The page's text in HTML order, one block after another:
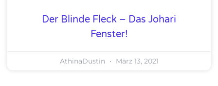
Der Blinde Fleck – Das Johari
Fenster!
AthinaDustin März 13, 2021